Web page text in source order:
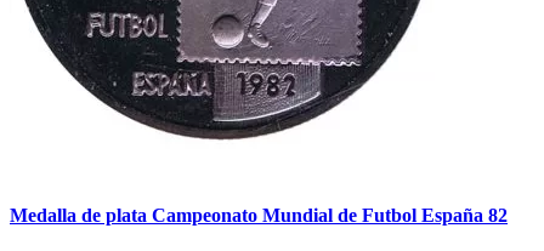
Medalla de plata Campeonato Mundial de Futbol España 82